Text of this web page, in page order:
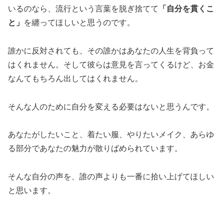
いるのなら、流行という言葉を脱ぎ捨てて
「自分を貫くこ
と」
を纏ってほしいと思うのです。
誰かに反対されても、その誰かはあなたの人生を背負って
はくれません。そして彼らは意見を言ってくるけど、お金
なんてもちろん出してはくれません。
そんな人のために自分を変える必要はないと思うんです。
あなたがしたいこと、着たい服、やりたいメイク、あらゆ
る部分であなたの魅力が散りばめられています。
そんな自分の声を、誰の声よりも一番に拾い上げてほしい
と思います。